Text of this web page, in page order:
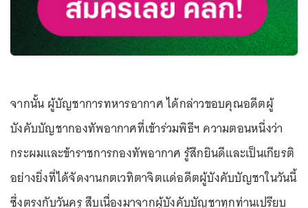
จากนั้น ผู้บัญชาการทหารอากาศ ได้กล่าวขอบคุณอดีตผู้
บังคับบัญชากองทัพอากาศที่เข้าร่วมพิธีฯ ความตอนหนึ่งว่า
กระผมและข้าราชการกองทัพอากาศ รู้สึกยินดีและเป็นเกียรติ
อย่างยิ่งที่ได้จัดงานกตเวทิตาจิตแด่อดีตผู้บังคับบัญชาในวันนี้
ซึ่งตรงกับวันครู สืบเนื่องมาจากผู้บังคับบัญชาทุกท่านเปรียบ